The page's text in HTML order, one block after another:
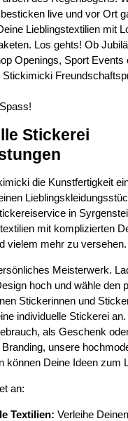
live und vor Ort
Lieblingstextilien mit
Los gehts! Ob
Openings, Sport Events
Stickerei
die Kunstfertigkeit
in
mit komplizierten
vielem mehr zu versehen.
Meisterwerk.
hoch und wähle den
Stickerinnen und
individuelle Stickerei
als Geschenk
unsere
können Deine Ideen zum
an:
Textilien: Verleihe